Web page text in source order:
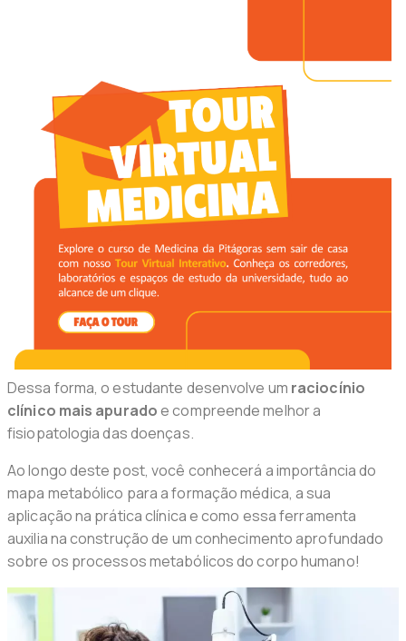
Dessa forma, o estudante desenvolve um raciocínio
clínico mais apuradoe compreende melhor a
fisiopatologia das doenças.
Ao longo deste post, você conhecerá a importância do
mapa metabólico para a formação médica, a sua
aplicação na prática clínica e como essa ferramenta
auxilia na construção de um conhecimento aprofundado
sobre os processos metabólicos do corpo humano!